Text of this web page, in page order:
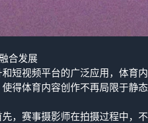
合发展
短视频平台的广泛应用，体育
得体育内容创作不再局限于静
，赛事摄影师在拍摄过程中，